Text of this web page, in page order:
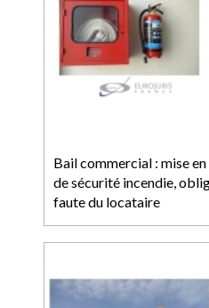
Bail commercial : mise
de sécurité incendie,
faute du locataire